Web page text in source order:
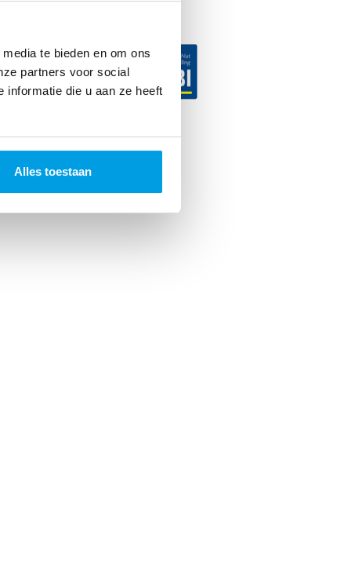
te bieden en om ons
partners voor social
informatie die u aan ze heeft
Alles toestaan
Vacatures
2026